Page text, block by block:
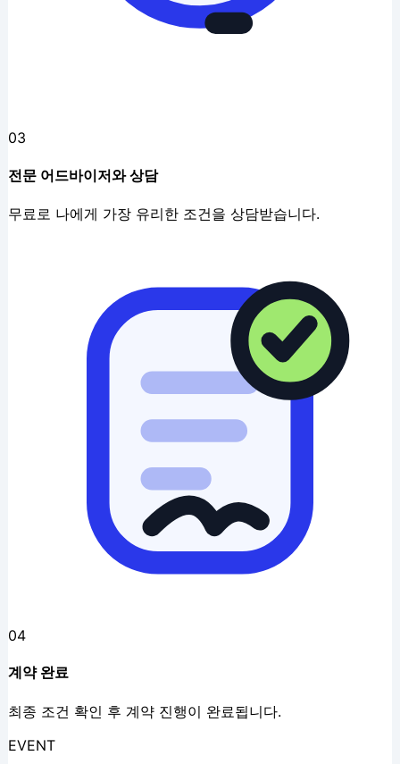
03
전문 어드바이저와 상담
무료로 나에게 가장 유리한 조건을 상담받습니다.
04
계약 완료
최종 조건 확인 후 계약 진행이 완료됩니다.
EVENT